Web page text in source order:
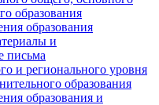
образования
образования
и
письма
и регионального уровня
образования
образования и